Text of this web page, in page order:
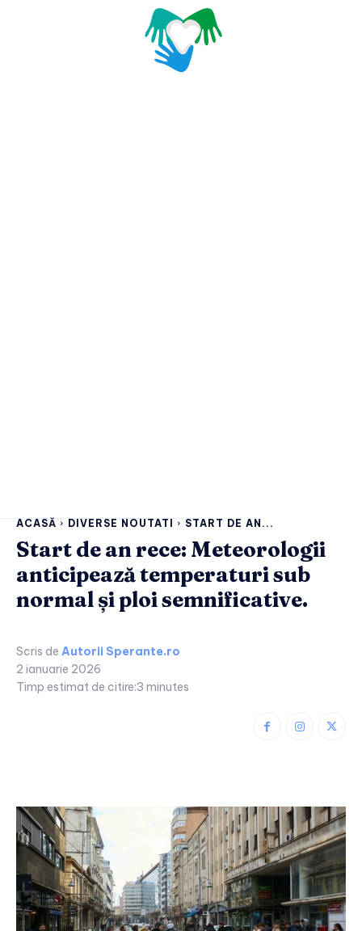
ACASĂ DIVERSE NOUTATI START DE AN...
Start de an rece: Meteorologii
anticipează temperaturi sub
normal și ploi semnificative.
Scris de Autorii Sperante.ro
2 ianuarie 2026
Timp estimat de citire:3 minutes